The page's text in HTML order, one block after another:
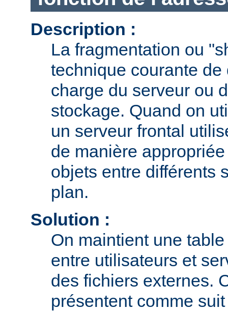
Description :
La fragmentation ou
technique courante
charge du serveur ou
stockage. Quand on
un serveur frontal
de manière
objets entre différents
plan.
Solution :
On maintient une
entre utilisateurs et
des fichiers externes.
présentent comme